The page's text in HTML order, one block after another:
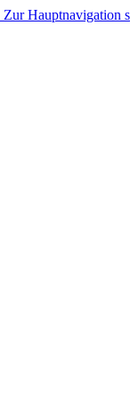
Zur Hauptnavigation